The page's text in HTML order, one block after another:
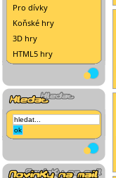
Pro dívky
Koňské hry
3D hry
HTML5 hry